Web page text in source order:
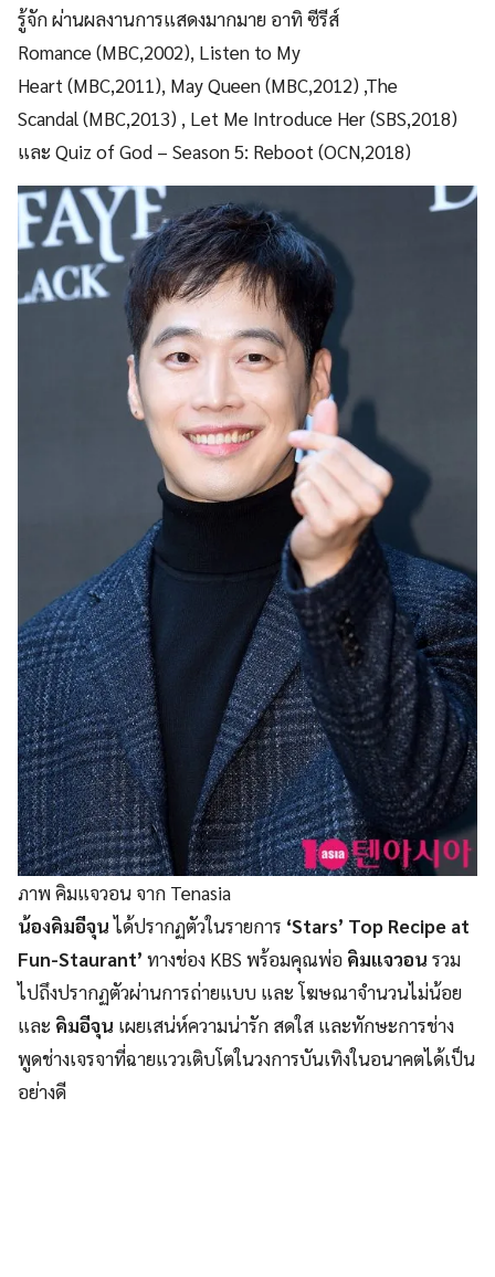
รู้จัก ผ่านผลงานการแสดงมากมาย อาทิ ซีรีส์
Romance (MBC,2002), Listen to My
Heart (MBC,2011), May Queen (MBC,2012) ,The
Scandal (MBC,2013) , Let Me Introduce Her (SBS,2018)
และ Quiz of God – Season 5: Reboot (OCN,2018)
ภาพ คิมแจวอน จาก Tenasia
น้องคิมอีจุนได้ปรากฏตัวในรายการ ‘Stars’ Top Recipe at
Fun-Staurant’ ทางช่อง KBS พร้อมคุณพ่อ คิมแจวอน รวม
ไปถึงปรากฏตัวผ่านการถ่ายแบบ และ โฆษณาจำนวนไม่น้อย
และ คิมอีจุน เผยเสน่ห์ความน่ารัก สดใส และทักษะการช่าง
พูดช่างเจรจาที่ฉายแววเติบโตในวงการบันเทิงในอนาคตได้เป็น
อย่างดี